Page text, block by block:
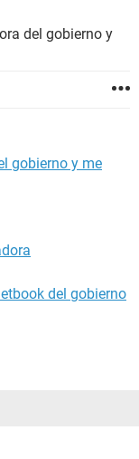
del gobierno y
gobierno y me
del gobierno